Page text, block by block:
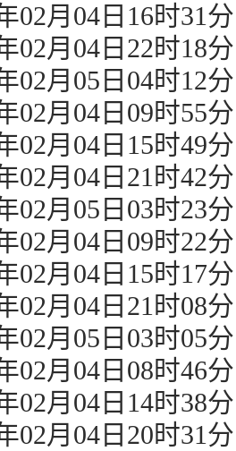
02月04日16时31分
02月04日22时18分
02月05日04时12分
02月04日09时55分
02月04日15时49分
02月04日21时42分
02月05日03时23分
02月04日09时22分
02月04日15时17分
02月04日21时08分
02月05日03时05分
02月04日08时46分
02月04日14时38分
02月04日20时31分